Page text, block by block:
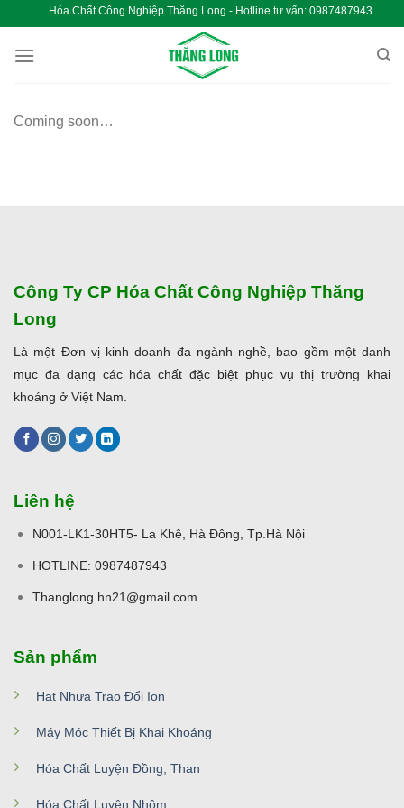
nội
Hóa Chất Công Nghiệp Thăng Long - Hotline tư vấn:
Coming soon…
Công Ty CP Hóa Chất Công Nghiệp Thăng
Long
Là một Đơn vị kinh doanh đa ngành nghề, bao gồm một danh
mục đa dạng các hóa chất đặc biệt phục vụ thị trường khai
khoáng ở Việt Nam.
Liên hệ
N001-LK1-30HT5- La Khê, Hà Đông, Tp.Hà Nội
HOTLINE: 0987487943
Thanglong.hn21@gmail.com
Sản phẩm
Hạt Nhựa Trao Đổi Ion
Máy Móc Thiết Bị Khai Khoáng
Hóa Chất Luyện Đồng, Than
Hóa Chất Luyện Nhôm